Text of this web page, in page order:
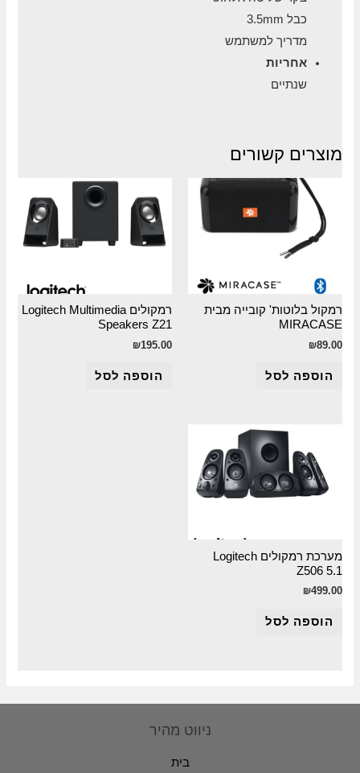
כבל 3.5mm
מדריך למשתמש
אחריות
שנתיים
מוצרים קשורים
רמקול בלוטות' קובייה מבית
MIRACASE
₪89.00
הוספה לסל
רמקולים Logitech Multimedia
Speakers Z21
₪195.00
הוספה לסל
מערכת רמקולים Logitech
Z506 5.1
₪499.00
הוספה לסל
ניווט מהיר
בית